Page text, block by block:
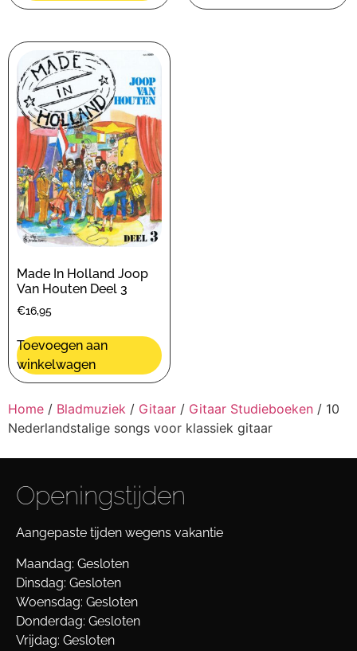
Made In Holland Joop
Van Houten Deel 3
€16,95
Toevoegen aan
winkelwagen
Home / Bladmuziek / Gitaar / Gitaar Studieboeken / 10
Nederlandstalige songs voor klassiek gitaar
Openingstijden
Aangepaste tijden wegens vakantie
Maandag: Gesloten
Dinsdag: Gesloten
Woensdag: Gesloten
Donderdag: Gesloten
Vrijdag: Gesloten